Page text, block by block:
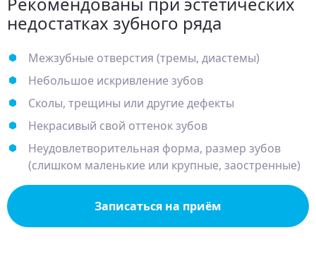
недостатках зубного ряда
Межзубные отверстия (тремы, диастемы)
Небольшое искривление зубов
Сколы, трещины или другие дефекты
Некрасивый свой оттенок зубов
Неудовлетворительная форма, размер зубов
(слишком маленькие или крупные, заостренные)
Записаться на приём